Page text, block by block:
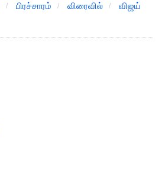
பிரச்சாரம் விரைவில்
விஜய்